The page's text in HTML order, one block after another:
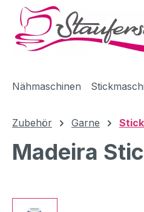
Hauptinhalt springen
Zur Suche springen
Zur Hauptnavigation
Nähmaschinen
Zubehör Garne
Madeira
Bildergalerie überspringen